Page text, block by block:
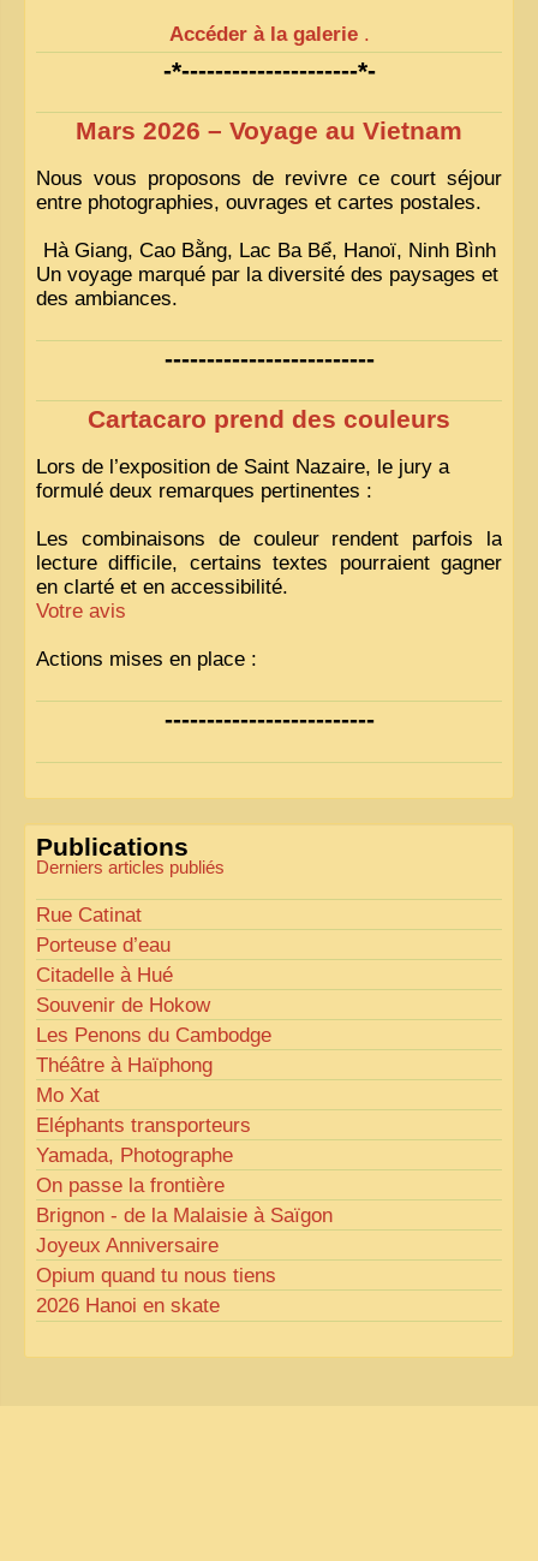
Accéder à la galerie .
-*---------------------*-
Mars 2026 – Voyage au Vietnam
Nous vous proposons de revivre ce court séjour
entre photographies, ouvrages et cartes postales.
Hà Giang, Cao Bằng, Lac Ba Bể, Hanoï, Ninh Bình
Un voyage marqué par la diversité des paysages et
des ambiances.
-------------------------
Cartacaro prend des couleurs
Lors de l’exposition de Saint Nazaire, le jury a
formulé deux remarques pertinentes :
Les combinaisons de couleur rendent parfois la
lecture difficile, certains textes pourraient gagner
en clarté et en accessibilité.
Votre avis
Actions mises en place :
Nous avons déjà ajusté les couleurs pour améliorer
« Comme tout bon collectionneur le sait, la
perfection est un idéal… mais nous y travaillons
-------------------------
Publications
Derniers articles publiés
Rue Catinat
Porteuse d’eau
Citadelle à Hué
Souvenir de Hokow
Les Penons du Cambodge
Théâtre à Haïphong
Mo Xat
Eléphants transporteurs
Yamada, Photographe
On passe la frontière
Brignon - de la Malaisie à Saïgon
Joyeux Anniversaire
Opium quand tu nous tiens
2026 Hanoi en skate